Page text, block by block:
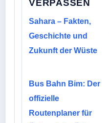
VERPASSEN
Sahara – Fakten,
Geschichte und
Zukunft der Wüste
Bus Bahn Bim: Der
offizielle
Routenplaner für